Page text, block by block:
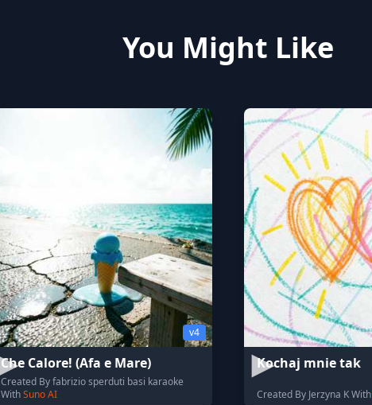
You Might Like
v4
Che Calore! (Afa e Mare)
Created By fabrizio sperduti basi karaoke
WithSuno AI
Kochaj mnie tak
Created By Jerzyna K With